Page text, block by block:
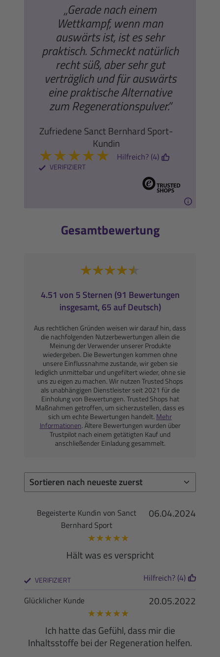
„Gerade nach einem
Wettkampf, wenn man
auswärts ist, ist es sehr
praktisch. Schmeckt natürlich
recht süß, aber sehr gut
verträglich und für auswärts
eine praktische Alternative
zum Regenerationspulver.”
Zufriedene Sanct Bernhard Sport-
Kundin
★★★★★
VERIFIZIERT
Hilfreich? (4)
Gesamtbewertung
4.51 von 5 Sternen (91 Bewertungen
insgesamt, 65 auf Deutsch)
Aus rechtlichen Gründen weisen wir darauf hin, dass
die nachfolgenden Nutzerbewertungen allein die
Meinung der Verwender unserer Produkte
wiedergeben. Die Bewertungen kommen ohne
unsere Einflussnahme zustande, wir geben sie
lediglich unmittelbar und ungefiltert wieder, ohne sie
uns zu eigen zu machen. Wir nutzen Trusted Shops
als unabhängigen Dienstleister seit 2021 für die
Einholung von Bewertungen. Trusted Shops hat
Maßnahmen getroffen, um sicherzustellen, dass es
sich um echte Bewertungen handelt. Mehr
Informationen. Ältere Bewertungen wurden über
Trustpilot nach einem getätigten Kauf und
anschließender Einladung gesammelt.
06.04.2024
Begeisterte Kundin von Sanct
Bernhard Sport
★★★★★
Hält was es verspricht
VERIFIZIERT Hilfreich? (4)
20.05.2022
Glücklicher Kunde
★★★★★
Ich hatte das Gefühl, dass mir die
Inhaltsstoffe bei der Regeneration helfen.